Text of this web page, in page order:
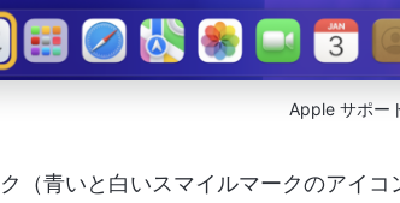
Apple サポー
ク（青いと白いスマイルマークのアイコ